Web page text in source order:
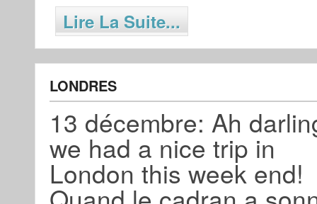
Lire La Suite...
LONDRES
13 décembre: Ah
we had a nice trip in
London this week end!